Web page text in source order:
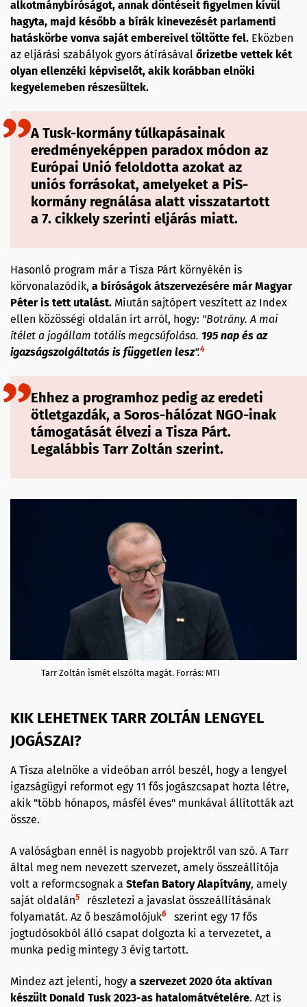
alkotmánybíróságot, annak döntéseit figyelmen kívül
hagyta, majd később a bírák kinevezését parlamenti
hatáskörbe vonva saját embereivel töltötte fel. Eközben
az eljárási szabályok gyors átírásával őrizetbe vettek két
olyan ellenzéki képviselőt, akik korábban elnöki
kegyelemeben részesültek.
A Tusk-kormány túlkapásainak
eredményeképpen paradox módon az
Európai Unió feloldotta azokat az
uniós forrásokat, amelyeket a PiS-
kormány regnálása alatt visszatartott
a 7. cikkely szerinti eljárás miatt.
Hasonló program már a Tisza Párt környékén is
körvonalazódik, a bíróságok átszervezésére már Magyar
Péter is tett utalást. Miután sajtópert veszített az Index
ellen közösségi oldalán írt arról, hogy: "Botrány. A mai
ítélet a jogállam totális megcsúfolása. 195 nap és az
igazságszolgáltatás is független lesz".4
Ehhez a programhoz pedig az eredeti
ötletgazdák, a Soros-hálózat NGO-inak
támogatását élvezi a Tisza Párt.
Legalábbis Tarr Zoltán szerint.
Tarr Zoltán ismét elszólta magát. Forrás: MTI
KIK LEHETNEK TARR ZOLTÁN LENGYEL
JOGÁSZAI?
A Tisza alelnöke a videóban arról beszél, hogy a lengyel
igazságügyi reformot egy 11 fős jogászcsapat hozta létre,
akik "több hónapos, másfél éves" munkával állították azt
össze.
A valóságban ennél is nagyobb projektről van szó. A Tarr
által meg nem nevezett szervezet, amely összeállítója
volt a reformcsognak a Stefan Batory Alapítvány, amely
saját oldalán5
részletezi a javaslat összeállításának
folyamatát. Az ő beszámolójuk6
szerint egy 17 fős
jogtudósokból álló csapat dolgozta ki a tervezetet, a
munka pedig mintegy 3 évig tartott.
Mindez azt jelenti, hogy a szervezet 2020 óta aktívan
készült Donald Tusk 2023-as hatalomátvételére. Azt is